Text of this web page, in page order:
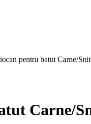
pentru batut Carne/
Carne/